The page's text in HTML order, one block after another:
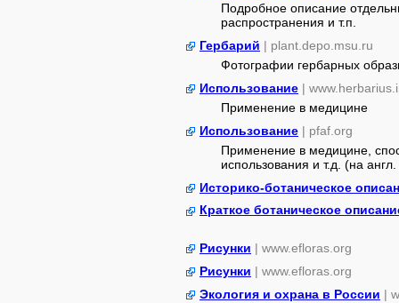
Подробное описание
распространения и т.п.
Гербарий | plant.depo.msu.ru
Фотографии гербарных
Использование |
Применение в медицине
Использование | pfaf.org
Применение в медицине,
использования и т.д. (на
Историко-ботаническое
Краткое ботаническое
Рисунки | www.efloras.org
Рисунки | www.efloras.org
Экология и охрана в России |